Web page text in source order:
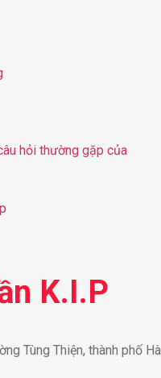
hỏi thường gặp của
K.I.P
Tùng Thiện, thành phố Hà